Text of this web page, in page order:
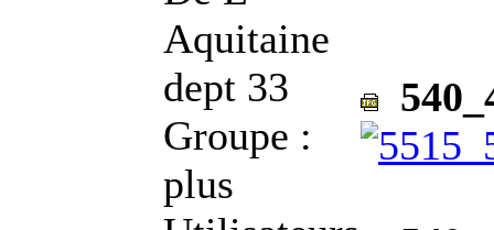
Aquitaine
dept 33
Groupe :
plus